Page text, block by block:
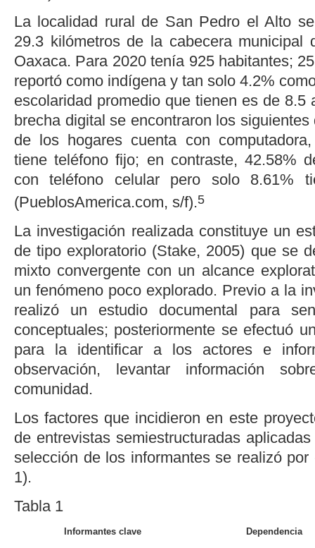
La localidad rural de San Pedro el Alto
29.3 kilómetros de la cabecera municipal
Oaxaca. Para 2020 tenía 925 habitantes;
reportó como indígena y tan solo 4.2%
escolaridad promedio que tienen es de 8.5
brecha digital se encontraron los
de los hogares cuenta con
tiene teléfono fijo; en contraste, 42.58%
con teléfono celular pero solo 8.61%
(PueblosAmerica.com, s/f).5
La investigación realizada constituye un
de tipo exploratorio (Stake, 2005) que se
mixto convergente con un alcance
un fenómeno poco explorado. Previo a la
realizó un estudio documental para
conceptuales; posteriormente se efectuó
para la identificar a los actores e
observación, levantar información
comunidad.
Los factores que incidieron en este
de entrevistas semiestructuradas
selección de los informantes se realizó
1).
Tabla 1
Informantes clave Dependencia